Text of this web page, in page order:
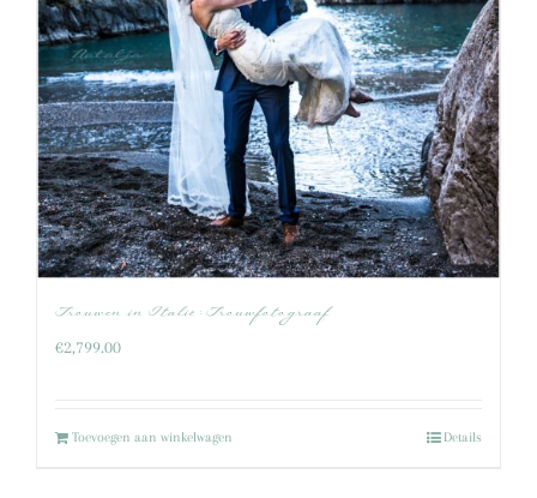
Trouwen in Italië : Trouwfotograaf
€2,799.00
Toevoegen aan winkelwagen Details